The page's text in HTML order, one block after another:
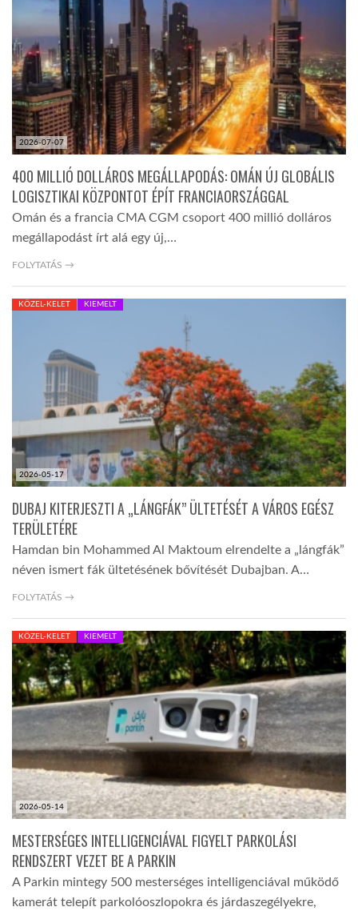
TROPICALMAGAZIN
GLOBOTV
AFRIKA TUDÁSTÁR
LINKTR.EE
GLOBOZSARU
LATIMO.HU
GLOBOBOOK
2026-07-07
400 MILLIÓ DOLLÁROS MEGÁLLAPODÁS: OMÁN ÚJ GLOBÁLIS
LOGISZTIKAI KÖZPONTOT ÉPÍT FRANCIAORSZÁGGAL
Omán és a francia CMA CGM csoport 400 millió dolláros
megállapodást írt alá egy új,…
FOLYTATÁS →
2026-05-17
KÖZEL-KELET KIEMELT
DUBAJ KITERJESZTI A „LÁNGFÁK” ÜLTETÉSÉT A VÁROS EGÉSZ
TERÜLETÉRE
Hamdan bin Mohammed Al Maktoum elrendelte a „lángfák”
néven ismert fák ültetésének bővítését Dubajban. A…
FOLYTATÁS →
2026-05-14
KÖZEL-KELET KIEMELT
MESTERSÉGES INTELLIGENCIÁVAL FIGYELT PARKOLÁSI
RENDSZERT VEZET BE A PARKIN
A Parkin mintegy 500 mesterséges intelligenciával működő
kamerát telepít parkolóoszlopokra és járdaszegélyekre,